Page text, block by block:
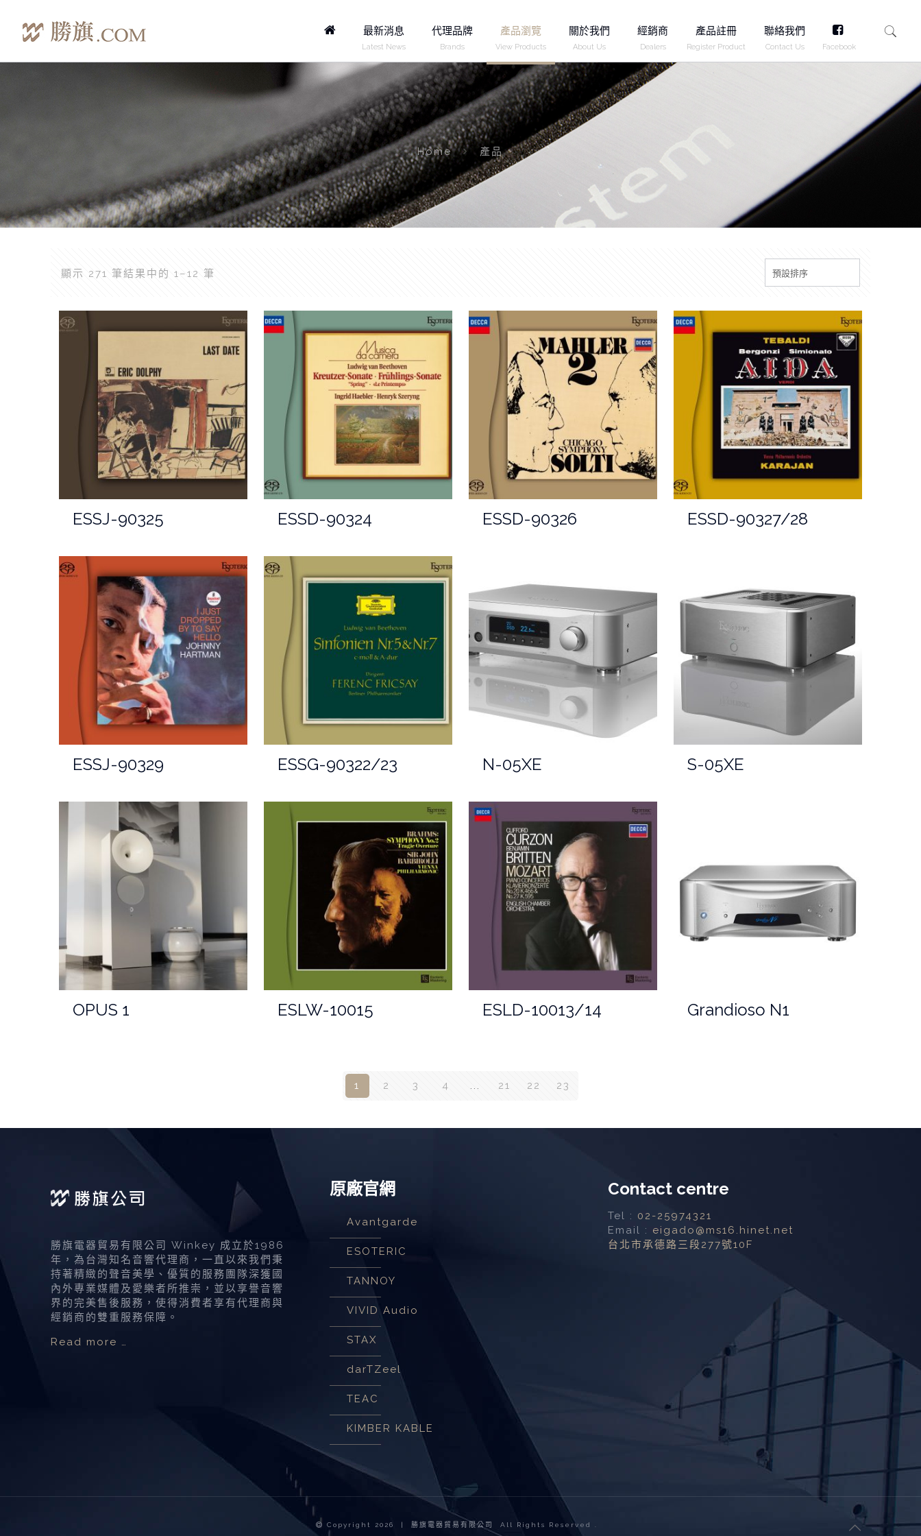
Home最新消息
Latest News
代理品牌
Brands
產品瀏覽
View Products
關於我們
About Us
經銷商
Dealers
產品註冊
Register Product
聯絡我們
Contact Us
FB
Facebook
Home 產品
顯示 271 筆結果中的 1–12 筆
ESSJ-90325 ESSD-90324 ESSD-90326 ESSD-90327/28
ESSJ-90329 ESSG-90322/23 N-05XE S-05XE
OPUS 1 ESLW-10015 ESLD-10013/14 Grandioso N1
1 2 3 4 ... 21 22 23
勝旗電器貿易有限公司 Winkey 成立於1986
年，為台灣知名音響代理商，一直以來我們秉
持著精緻的聲音美學、優質的服務團隊深獲國
內外專業媒體及愛樂者所推崇，並以享譽音響
界的完美售後服務，使得消費者享有代理商與
經銷商的雙重服務保障。
Read more …
原廠官網
Avantgarde
ESOTERIC
TANNOY
VIVID Audio
STAX
darTZeel
TEAC
KIMBER KABLE
Contact centre
Tel : 02-25974321
Email : eigado@ms16.hinet.net
台北市承德路三段277號10F
Copyright 2026 | 勝旗電器貿易有限公司 All Rights Reserved .